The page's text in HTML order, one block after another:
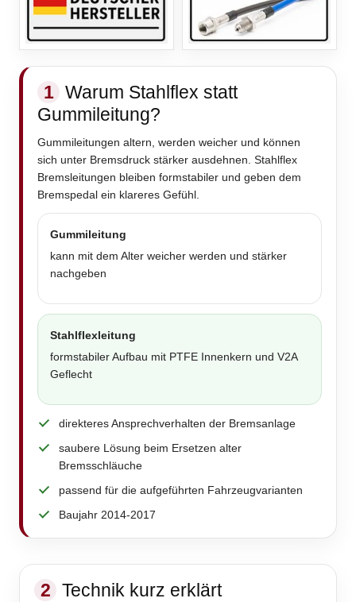
1 Warum Stahlflex statt
Gummileitung?
Gummileitungen altern, werden weicher und können
sich unter Bremsdruck stärker ausdehnen. Stahlflex
Bremsleitungen bleiben formstabiler und geben dem
Bremspedal ein klareres Gefühl.
Gummileitung
kann mit dem Alter weicher werden und stärker
nachgeben
Stahlflexleitung
formstabiler Aufbau mit PTFE Innenkern und V2A
Geflecht
direkteres Ansprechverhalten der Bremsanlage
saubere Lösung beim Ersetzen alter
Bremsschläuche
passend für die aufgeführten Fahrzeugvarianten
Baujahr 2014-2017
2 Technik kurz erklärt